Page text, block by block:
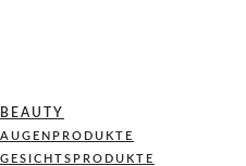
BEAUTY
AUGENPRODUKTE
GESICHTSPRODUKTE